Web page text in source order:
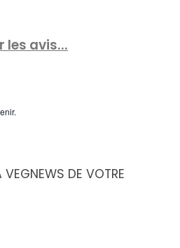
les avis...
DE VOTRE